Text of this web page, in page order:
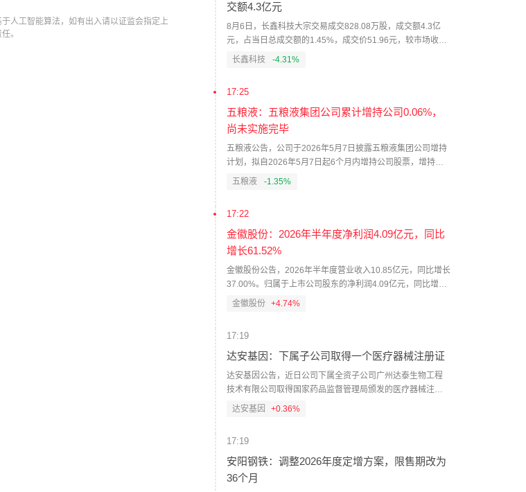
人工智能算法，如有出入请以证监会指定上
。
交额4.3亿元
8月6日，长鑫科技大宗交易成交828.08万股，成交额4.3亿
元，占当日总成交额的1.45%，成交价51.96元，较市场收盘
价51.96元持平。（界面新闻）
长鑫科技 -4.31%
17:25
五粮液：五粮液集团公司累计增持公司0.06%，
尚未实施完毕
五粮液公告，公司于2026年5月7日披露五粮液集团公司增持
计划，拟自2026年5月7日起6个月内增持公司股票，增持金
额不低于30亿元、不超过50亿元。截至本公告披露日，五粮
增持金额为1.99亿元。本次增持计划尚未实施完毕，五粮液
集团公司将按照增持计划继续实施增持。
五粮液 -1.35%
17:22
金徽股份：2026年半年度净利润4.09亿元，同比
增长61.52%
金徽股份公告，2026年半年度营业收入10.85亿元，同比增长
37.00%。归属于上市公司股东的净利润4.09亿元，同比增长
61.52%。归属于上市公司股东的扣除非经常性损益的净利润
金徽股份 +4.74%
17:19
达安基因：下属子公司取得一个医疗器械注册证
达安基因公告，近日公司下属全资子公司广州达泰生物工程
技术有限公司取得国家药品监督管理局颁发的医疗器械注册
证一个，医疗器械名称为甲胎蛋白测定试剂盒（化学发光
清、血浆中甲胎蛋白（AFP）的含量，主要用于原发性肝癌的
治疗监测，不能作为恶性肿瘤早期诊断或确诊的依据，不用
于普通人群的肿瘤筛查。
达安基因 +0.36%
17:19
安阳钢铁：调整2026年度定增方案，限售期改为
36个月